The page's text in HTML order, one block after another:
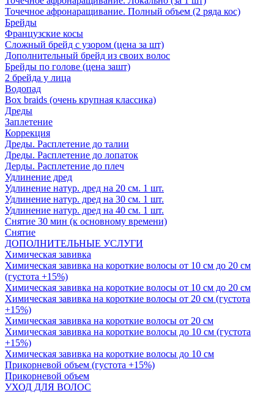
Точечное афронаращивание. Полный объем (2 ряда кос)
Брейды
Французские косы
Сложный брейд с узором (цена за шт)
Дополнительный брейд из своих волос
Брейды по голове (цена зашт)
2 брейда у лица
Водопад
Box braids (очень крупная классика)
Дреды
Заплетение
Коррекция
Дреды. Расплетение до талии
Дреды. Расплетение до лопаток
Дерды. Расплетение до плеч
Удлинение дред
Удлинение натур. дред на 20 см. 1 шт.
Удлинение натур. дред на 30 см. 1 шт.
Удлинение натур. дред на 40 см. 1 шт.
Снятие 30 мин (к основному времени)
Снятие
ДОПОЛНИТЕЛЬНЫЕ УСЛУГИ
Химическая завивка
Химическая завивка на короткие волосы от 10 см до 20 см
(густота +15%)
Химическая завивка на короткие волосы от 10 см до 20 см
Химическая завивка на короткие волосы от 20 см (густота
+15%)
Химическая завивка на короткие волосы от 20 см
Химическая завивка на короткие волосы до 10 см (густота
+15%)
Химическая завивка на короткие волосы до 10 см
Прикорневой объем (густота +15%)
Прикорневой объем
УХОД ДЛЯ ВОЛОС